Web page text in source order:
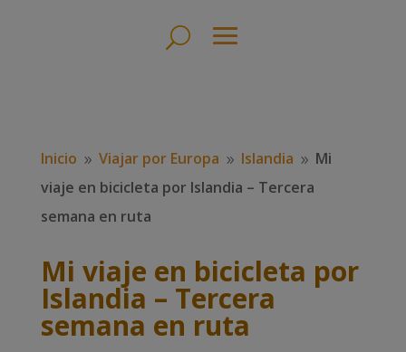
Inicio 9 Viajar por Europa 9 Islandia 9 Mi
viaje en bicicleta por Islandia – Tercera
semana en ruta
Mi viaje en bicicleta por
Islandia – Tercera
semana en ruta